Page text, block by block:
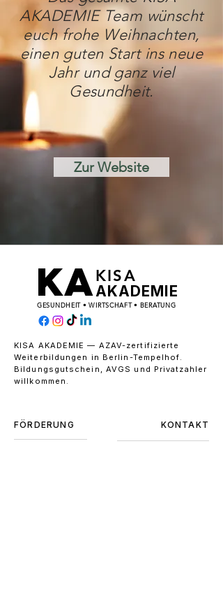
AKADEMIE Team wünscht
euch frohe Weihnachten,
einen guten Start ins neue
Jahr und ganz viel
Gesundheit.
Zur Website
KAKISA
AKADEMIE
GESUNDHEIT • WIRTSCHAFT • BERATUNG
KISA AKADEMIE — AZAV-zertifizierte
Weiterbildungen in Berlin-Tempelhof.
Bildungsgutschein, AVGS und Privatzahler
willkommen.
FÖRDERUNG KONTAKT